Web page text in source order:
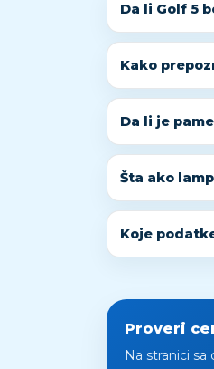
Da li Golf 5
Kako
Da li je
Šta ako
Koje
Proveri
Na stranici